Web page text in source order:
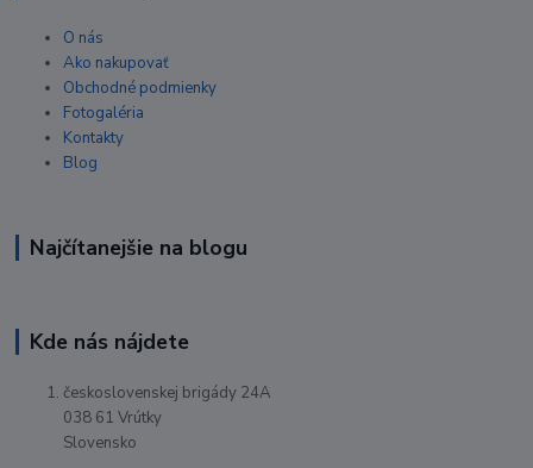
O nás
Ako nakupovať
Obchodné podmienky
Fotogaléria
Kontakty
Blog
Najčítanejšie na blogu
Kde nás nájdete
československej brigády 24A
038 61 Vrútky
Slovensko